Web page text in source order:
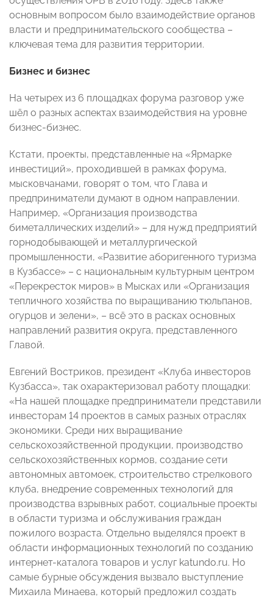
основным вопросом было взаимодействие органов
власти и предпринимательского сообщества –
ключевая тема для развития территории.
Бизнес и бизнес
На четырех из 6 площадках форума разговор уже
шёл о разных аспектах взаимодействия на уровне
бизнес-бизнес.
Кстати, проекты, представленные на «Ярмарке
инвестиций», проходившей в рамках форума,
мысковчанами, говорят о том, что Глава и
предприниматели думают в одном направлении.
Например, «Организация производства
биметаллических изделий» – для нужд предприятий
горнодобывающей и металлургической
промышленности, «Развитие аборигенного туризма
в Кузбассе» – с национальным культурным центром
«Перекресток миров» в Мысках или «Организация
тепличного хозяйства по выращиванию тюльпанов,
огурцов и зелени», – всё это в расках основных
направлений развития округа, представленного
Главой.
Евгений Востриков, президент «Клуба инвесторов
Кузбасса», так охарактеризовал работу площадки:
«На нашей площадке предприниматели представили
инвесторам 14 проектов в самых разных отраслях
экономики. Среди них выращивание
сельскохозяйственной продукции, производство
сельскохозяйственных кормов, создание сети
автономных автомоек, строительство стрелкового
клуба, внедрение современных технологий для
производства взрывных работ, социальные проекты
в области туризма и обслуживания граждан
пожилого возраста. Отдельно выделялся проект в
области информационных технологий по созданию
интернет-каталога товаров и услуг katundo.ru. Но
самые бурные обсуждения вызвало выступление
Михаила Минаева, который предложил создать